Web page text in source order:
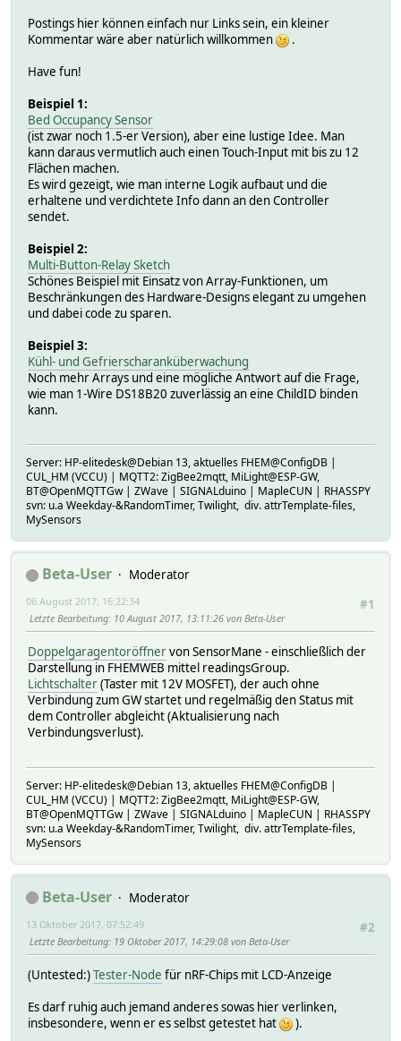
Postings hier können einfach nur Links sein, ein kleiner
Kommentar wäre aber natürlich willkommen
.
Have fun!
Beispiel 1:
Bed Occupancy Sensor
(ist zwar noch 1.5-er Version), aber eine lustige Idee. Man
kann daraus vermutlich auch einen Touch-Input mit bis zu 12
Flächen machen.
Es wird gezeigt, wie man interne Logik aufbaut und die
erhaltene und verdichtete Info dann an den Controller
sendet.
Beispiel 2:
Multi-Button-Relay Sketch
Schönes Beispiel mit Einsatz von Array-Funktionen, um
Beschränkungen des Hardware-Designs elegant zu umgehen
und dabei code zu sparen.
Beispiel 3:
Kühl- und Gefrierscharanküberwachung
Noch mehr Arrays und eine mögliche Antwort auf die Frage,
wie man 1-Wire DS18B20 zuverlässig an eine ChildID binden
kann.
Server: HP-elitedesk@Debian 13, aktuelles FHEM@ConfigDB |
CUL_HM (VCCU) | MQTT2: ZigBee2mqtt, MiLight@ESP-GW,
BT@OpenMQTTGw | ZWave | SIGNALduino | MapleCUN | RHASSPY
svn: u.a Weekday-&RandomTimer, Twilight, div. attrTemplate-files,
MySensors
Beta-User
Moderator
#1
06 August 2017, 16:22:34
Letzte Bearbeitung: 10 August 2017, 13:11:26 von Beta-User
Doppelgaragentoröffnervon SensorMane - einschließlich der
Darstellung in FHEMWEB mittel readingsGroup.
Lichtschalter(Taster mit 12V MOSFET), der auch ohne
Verbindung zum GW startet und regelmäßig den Status mit
dem Controller abgleicht (Aktualisierung nach
Verbindungsverlust).
Server: HP-elitedesk@Debian 13, aktuelles FHEM@ConfigDB |
CUL_HM (VCCU) | MQTT2: ZigBee2mqtt, MiLight@ESP-GW,
BT@OpenMQTTGw | ZWave | SIGNALduino | MapleCUN | RHASSPY
svn: u.a Weekday-&RandomTimer, Twilight, div. attrTemplate-files,
MySensors
Beta-User
Moderator
#2
13 Oktober 2017, 07:52:49
Letzte Bearbeitung: 19 Oktober 2017, 14:29:08 von Beta-User
(Untested:)Tester-Node für nRF-Chips mit LCD-Anzeige
Es darf ruhig auch jemand anderes sowas hier verlinken,
insbesondere, wenn er es selbst getestet hat
).